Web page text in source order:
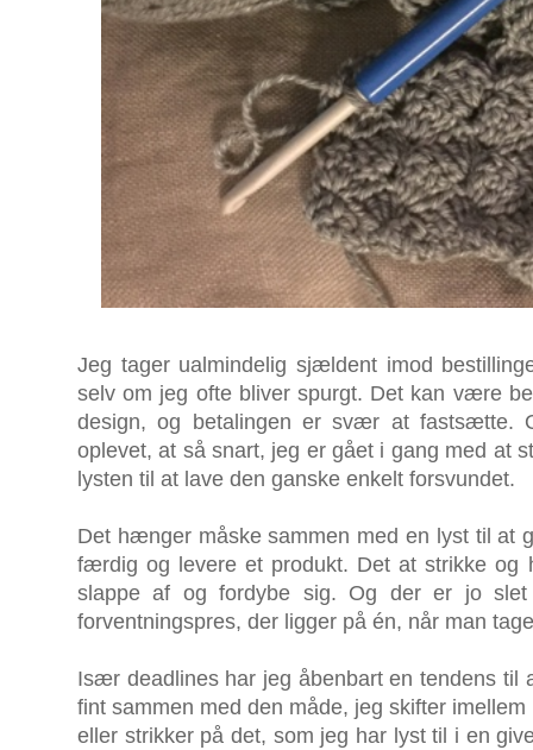
Jeg tager ualmindelig sjældent imod
selv om jeg ofte bliver spurgt. Det kan være
design, og betalingen er svær at fastsætte.
oplevet, at så snart, jeg er gået i gang med at
lysten til at lave den ganske enkelt forsvundet.
Det hænger måske sammen med en lyst til at
færdig og levere et produkt. Det at strikke
slappe af og fordybe sig. Og der er jo slet
forventningspres, der ligger på én, når man
Især deadlines har jeg åbenbart en tendens
fint sammen med den måde, jeg skifter
eller strikker på det, som jeg har lyst til i en